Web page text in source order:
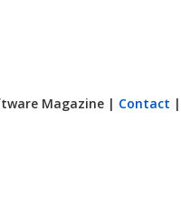
Magazine | Contact